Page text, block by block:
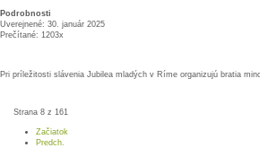
Podrobnosti
Uverejnené: 30. január 2025
Prečítané: 1203x
Pri príležitosti slávenia Jubilea mladých v Ríme organizujú bratia
Strana 8 z 161
Začiatok
Predch.